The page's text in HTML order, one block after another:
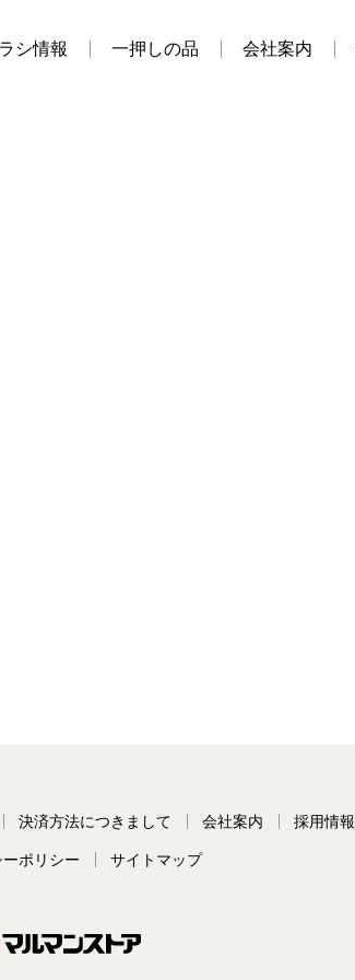
シ情報 一押しの品 会社案内
決済方法につきまして 会社案内 採用情報
ポリシー サイトマップ